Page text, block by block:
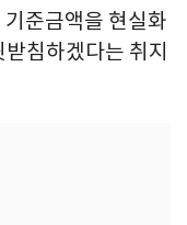
준금액을 현실화
침하겠다는 취지